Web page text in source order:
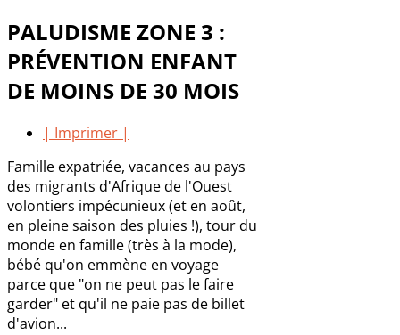
PALUDISME ZONE 3 :
PRÉVENTION ENFANT
DE MOINS DE 30 MOIS
| Imprimer |
Famille expatriée, vacances au pays
des migrants d'Afrique de l'Ouest
volontiers impécunieux (et en août,
en pleine saison des pluies !), tour du
monde en famille (très à la mode),
bébé qu'on emmène en voyage
parce que "on ne peut pas le faire
garder" et qu'il ne paie pas de billet
d'avion...